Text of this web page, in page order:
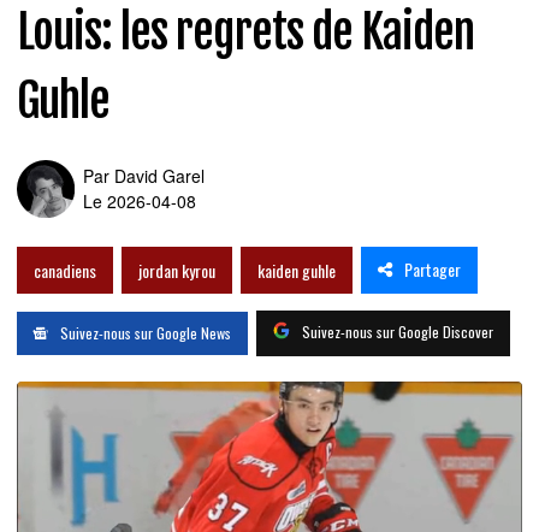
Louis: les regrets de Kaiden
Guhle
Par David Garel
Le 2026-04-08
canadiens jordan kyrou kaiden guhle Partager
Suivez-nous sur Google News Suivez-nous sur Google Discover